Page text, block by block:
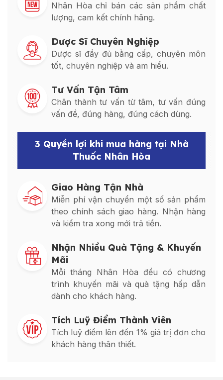
Nhân Hòa chỉ bán các sản phẩm chất
lượng, cam kết chính hãng.
Dược Sĩ Chuyên Nghiệp
Dược sĩ đầy đủ bằng cấp, chuyên môn
tốt, chuyên nghiệp và am hiểu.
Tư Vấn Tận Tâm
Chân thành tư vấn từ tâm, tư vấn đúng
vấn đề, đúng hàng, đúng cách dùng.
3 Quyền lợi khi mua hàng tại Nhà
Thuốc Nhân Hòa
Giao Hàng Tận Nhà
Miễn phí vận chuyển một số sản phẩm
theo chính sách giao hàng. Nhận hàng
và kiểm tra xong mới trả tiền.
Nhận Nhiều Quà Tặng & Khuyến
Mãi
Mỗi tháng Nhân Hòa đều có chương
trình khuyến mãi và quà tặng hấp dẫn
dành cho khách hàng.
Tích Luỹ Điểm Thành Viên
Tích luỹ điểm lên đến 1% giá trị đơn cho
khách hàng thân thiết.